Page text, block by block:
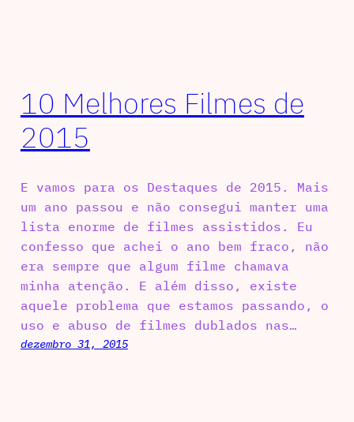
10 Melhores Filmes de
2015
E vamos para os Destaques de 2015. Mais
um ano passou e não consegui manter uma
lista enorme de filmes assistidos. Eu
confesso que achei o ano bem fraco, não
era sempre que algum filme chamava
minha atenção. E além disso, existe
aquele problema que estamos passando, o
uso e abuso de filmes dublados nas…
dezembro 31, 2015